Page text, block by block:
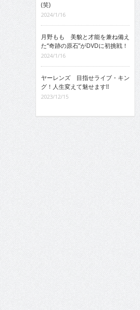
(笑)
2024/1/16
月野もも 美貌と才能を兼ね備え
た“奇跡の原石”がDVDに初挑戦！
2024/1/16
ヤーレンズ 目指せライブ・キン
グ！人生変えて魅せます!!
2023/12/15